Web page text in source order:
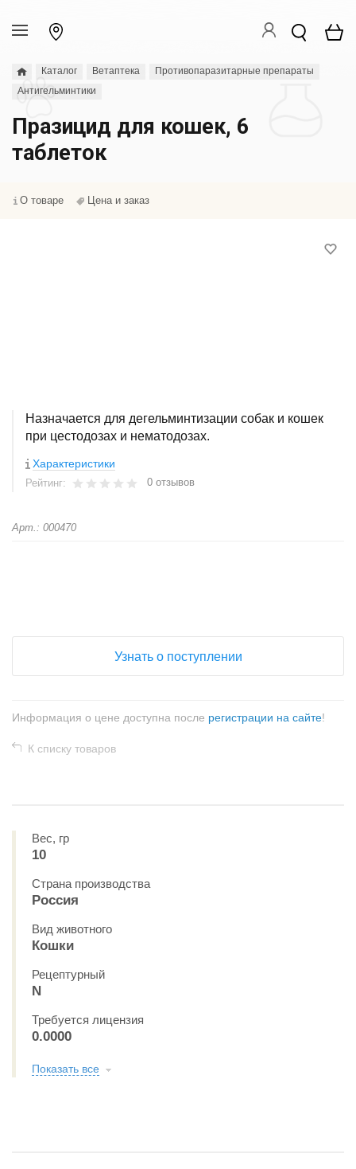
Каталог Ветаптека
Противопаразитарные препараты
Антигельминтики
Празицид для кошек, 6
таблеток
О товаре Цена и заказ
Назначается для дегельминтизации собак и кошек
при цестодозах и нематодозах.
Характеристики
Рейтинг: 0 отзывов
Арт.: 000470
Узнать о поступлении
Информация о цене доступна после регистрации на сайте!
К списку товаров
Вес, гр
10
Страна производства
Россия
Вид животного
Кошки
Рецептурный
N
Требуется лицензия
0.0000
Показать все